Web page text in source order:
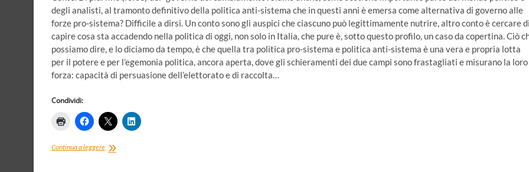
degli analisti, al tramonto definitivo della politica anti-sistema che in questi anni è emersa come alternativa di governo alle
forze pro-sistema? Difficile a dirsi. Un conto sono gli auspici che ciascuno può legittimamente nutrire, altro conto è cercare di
capire cosa sta accadendo nella politica di oggi, non solo in Italia, che pure è, sotto questo profilo, un caso da copertina. Ciò
possiamo dire, e lo diciamo da tempo, è che quella tra politica pro-sistema e politica anti-sistema è una vera e propria lotta
per il potere e per l’egemonia politica, ancora aperta, dove gli schieramenti dei due campi sono frastagliati e misurano la loro
forza: capacità di persuasione dell’elettorato e di raccolta…
Condividi:
Continua a leggereIl